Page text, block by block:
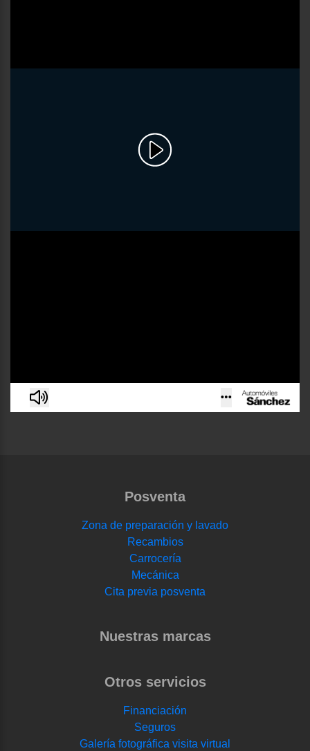
Posventa
Zona de preparación y lavado
Recambios
Carrocería
Mecánica
Cita previa posventa
Nuestras marcas
Otros servicios
Financiación
Seguros
Galería fotográfica visita virtual